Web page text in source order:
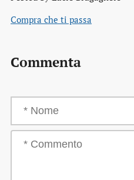
Compra che ti passa
Commenta